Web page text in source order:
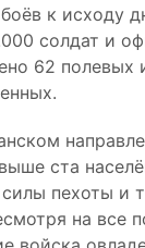
к исходу
солдат и
62 полевых
ста
пехоты и
на все